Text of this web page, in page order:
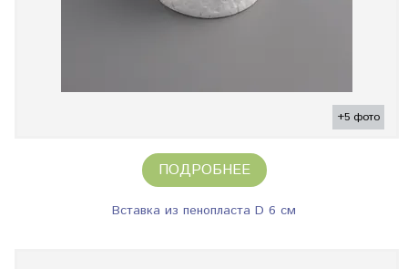
+5 фото
ПОДРОБНЕЕ
Вставка из пенопласта D 6 см